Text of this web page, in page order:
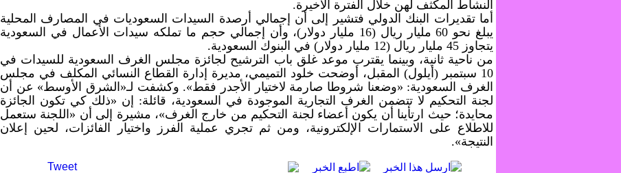
النشاط المكثف لهن خلال الفترة الأخيرة.
أما تقديرات البنك الدولي فتشير إلى أن إجمالي أرصدة السيدات السعوديات في المصارف المحلية
يبلغ نحو 60 مليار ريال (16 مليار دولار)، وأن إجمالي حجم ما تملكه سيدات الأعمال في السعودية
يتجاوز 45 مليار ريال (12 مليار دولار) في البنوك السعودية.
من ناحية ثانية، وبينما يقترب موعد غلق باب الترشيح لجائزة مجلس الغرف السعودية للسيدات في
10 سبتمبر (أيلول) المقبل، أوضحت خلود التميمي، مديرة إدارة القطاع النسائي المكلف في مجلس
الغرف السعودية: «وضعنا شروطا صارمة لاختيار الأجدر فقط». وكشفت لـ«الشرق الأوسط» عن أن
لجنة التحكيم لا تتضمن الغرف التجارية الموجودة في السعودية، قائلة: إن «ذلك كي تكون الجائزة
محايدة؛ حيث ارتأينا أن يكون أعضاء لجنة التحكيم من خارج الغرف»، مشيرة إلى أن «اللجنة ستعمل
للاطلاع على الاستمارات الإلكترونية، ومن ثم تجري عملية الفرز واختيار الفائزات، لحين إعلان
النتيجة».
Tweet